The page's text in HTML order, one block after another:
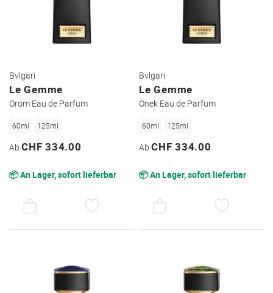
Bvlgari
Le Gemme
Orom Eau de Parfum
60ml 125ml
Ab CHF 334.00
📦 An Lager, sofort lieferbar
Bvlgari
Le Gemme
Onek Eau de Parfum
60ml 125ml
AbCHF 334.00
📦 An Lager, sofort lieferbar